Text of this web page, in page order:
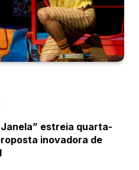
estreia quarta-
inovadora de